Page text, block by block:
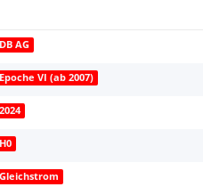
DB AG
Epoche VI (ab 2007)
2024
H0
Gleichstrom